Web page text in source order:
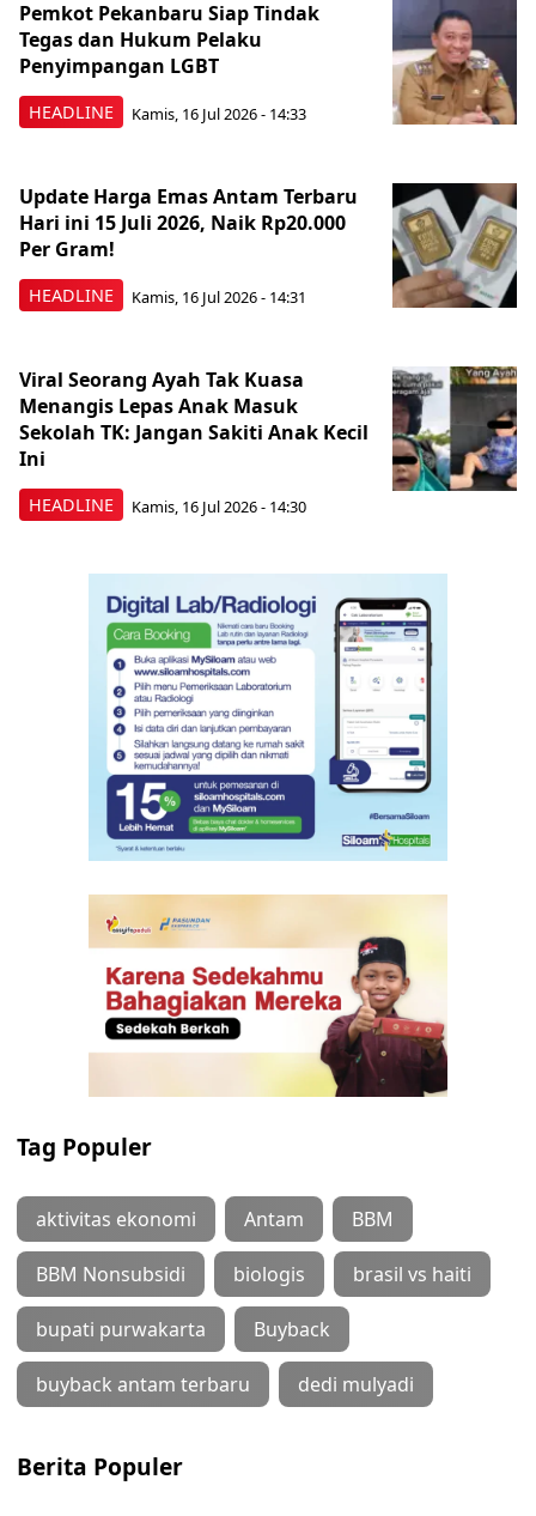
HEADLINE
Pemkot Pekanbaru Siap Tindak
Tegas dan Hukum Pelaku
Penyimpangan LGBT
Kamis, 16 Jul 2026 - 14:33
HEADLINE
Update Harga Emas Antam Terbaru
Hari ini 15 Juli 2026, Naik Rp20.000
Per Gram!
Kamis, 16 Jul 2026 - 14:31
HEADLINE
Viral Seorang Ayah Tak Kuasa
Menangis Lepas Anak Masuk
Sekolah TK: Jangan Sakiti Anak Kecil
Ini
Kamis, 16 Jul 2026 - 14:30
Tag Populer
aktivitas ekonomi Antam BBM
BBM Nonsubsidi biologis brasil vs haiti
bupati purwakarta Buyback
buyback antam terbaru dedi mulyadi
Berita Populer